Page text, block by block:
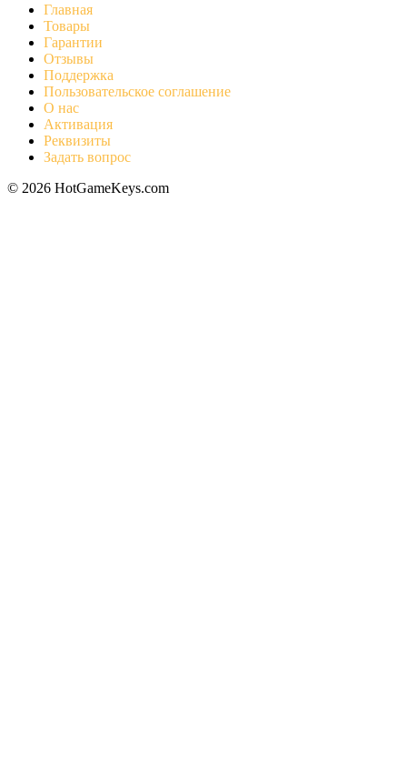
Главная
Товары
Гарантии
Отзывы
Поддержка
Пользовательское соглашение
О нас
Активация
Реквизиты
Задать вопрос
© 2026 HotGameKeys.com